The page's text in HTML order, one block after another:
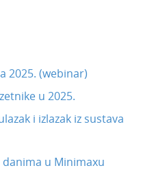
2025. (webinar)
u 2025.
i izlazak iz sustava
u Minimaxu